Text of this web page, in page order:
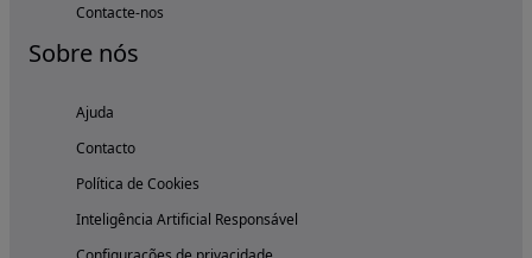
Contacte-nos
Sobre nós
Ajuda
Contacto
Política de Cookies
Inteligência Artificial Responsável